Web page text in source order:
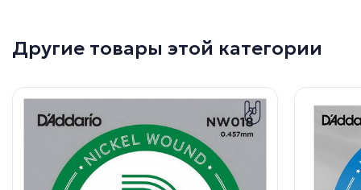
Другие товары этой категории